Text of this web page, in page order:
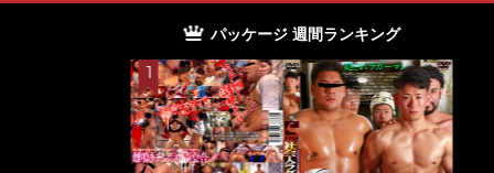
パッケージ 週間ランキング